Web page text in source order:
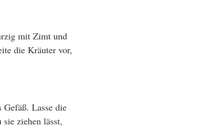
mit Zimt und
die Kräuter vor,
Lasse die
ziehen lässt,